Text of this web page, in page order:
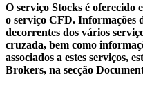
O serviço Stocks é oferecido
o serviço CFD. Informações
decorrentes dos vários
cruzada, bem como
associados a estes serviços,
Brokers, na secção